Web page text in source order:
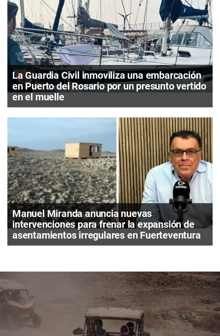
La Guardia Civil inmoviliza una embarcación
en Puerto del Rosario por un presunto vertido
en el muelle
Manuel Miranda anuncia nuevas
intervenciones para frenar la expansión de
asentamientos irregulares en Fuerteventura